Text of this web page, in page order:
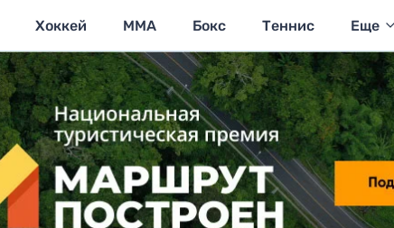
Хоккей MMA Бокс Теннис Еще